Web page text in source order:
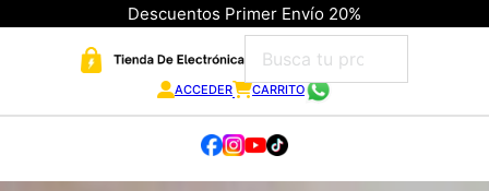
Descuentos Primer Envío 20%
ACCEDER CARRITO